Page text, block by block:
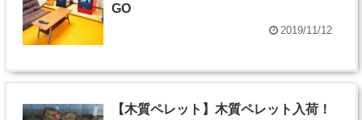
GO
2019/11/12
【木質ペレット】木質ペレット入荷！